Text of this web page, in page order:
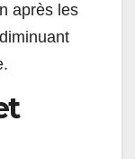
après les